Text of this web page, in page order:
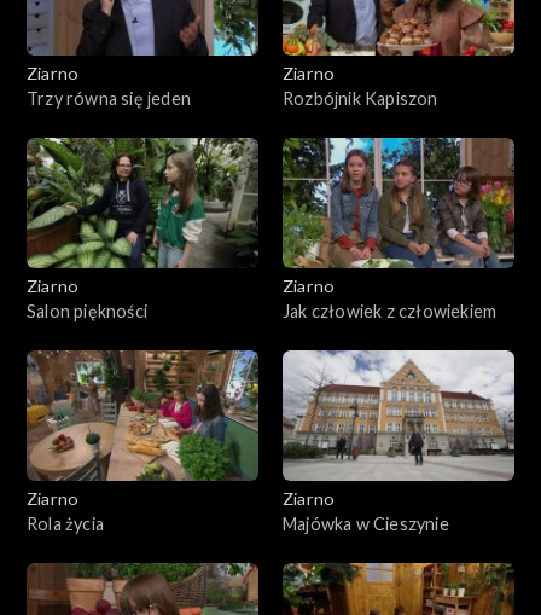
Ziarno
Trzy równa się jeden
Ziarno
Rozbójnik Kapiszon
Ziarno
Salon piękności
Ziarno
Jak człowiek z człowiekiem
Ziarno
Rola życia
Ziarno
Majówka w Cieszynie